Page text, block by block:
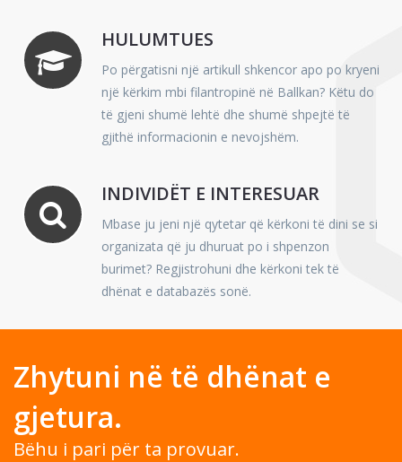
HULUMTUES
Po përgatisni një artikull shkencor apo po kryeni
një kërkim mbi filantropinë në Ballkan? Këtu do
të gjeni shumë lehtë dhe shumë shpejtë të
gjithë informacionin e nevojshëm.
INDIVIDËT E INTERESUAR
Mbase ju jeni një qytetar që kërkoni të dini se si
organizata që ju dhuruat po i shpenzon
burimet? Regjistrohuni dhe kërkoni tek të
dhënat e databazës sonë.
Zhytuni në të dhënat e
gjetura.
Bëhu i pari për ta provuar.